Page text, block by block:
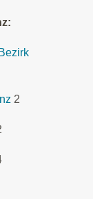
2